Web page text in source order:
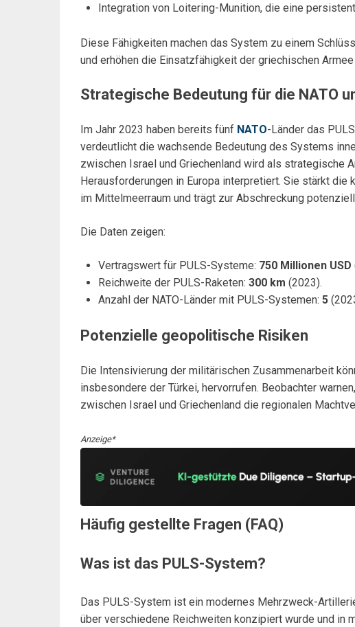
Integration von Loitering-Munition, die eine
Diese Fähigkeiten machen das System zu einem
und erhöhen die Einsatzfähigkeit der griechischen
Strategische Bedeutung für die NATO
Im Jahr 2023 haben bereits fünf NATO-Länder das
verdeutlicht die wachsende Bedeutung des Systems
zwischen Israel und Griechenland wird als strategische
Herausforderungen in Europa interpretiert. Sie stärkt
im Mittelmeerraum und trägt zur Abschreckung
Die Daten zeigen:
Vertragswert für PULS-Systeme: 750 Millionen USD
Reichweite der PULS-Raketen: 300 km (2023).
Anzahl der NATO-Länder mit PULS-Systemen: 5
Potenzielle geopolitische Risiken
Die Intensivierung der militärischen Zusammenarbeit
insbesondere der Türkei, hervorrufen. Beobachter
zwischen Israel und Griechenland die regionalen
Anzeige*
Häufig gestellte Fragen (FAQ)
Was ist das PULS-System?
Das PULS-System ist ein modernes Mehrzweck-
über verschiedene Reichweiten konzipiert wurde und in